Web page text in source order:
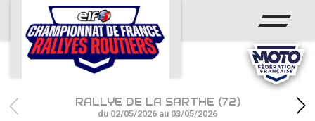
ACCUEIL
ACTUS
CALENDRIER
CHAMPIONNAT
RALLYE DE LA SARTHE (72)
du 02/05/2026 au 03/05/2026